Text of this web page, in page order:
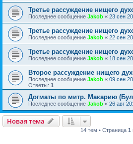
Третье рассуждение нищего
Последнее сообщение Jakob « 23 сен
Третье рассуждение нищего
Последнее сообщение Jakob « 22 сен
Третье рассуждение нищего
Последнее сообщение Jakob « 18 сен
Второе рассуждение нищего
Последнее сообщение Jakob « 09 сен
Ответы: 1
Догматы по митр. Макарию
Последнее сообщение Jakob « 26 авг
Новая тема
14 тем • Страница 1